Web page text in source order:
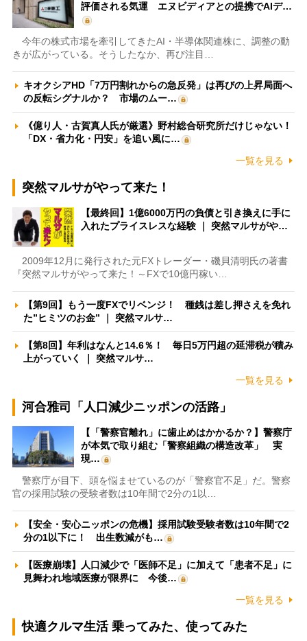
評価される気運 エヌビディアとの提携でAIデ…
今年の株式市場を牽引してきたAI・半導体関連株に、調整の動
きが広がっている。そうしたなか、再び注目…
キオクシアHD「7万円割れからの急反発」は再びの上昇局面へ
の反転シグナルか？ 市場のムー…
《億り人・古賀真人氏が厳選》野村総合研究所だけじゃない！
「DX・省力化・円安」を追い風に…
一覧を見る
突然マルサがやって来た！
【最終回】1億6000万円の負債と引き換えに手に
入れたプライスレスな経験 ｜ 突然マルサがや…
2009年12月に発行された元FXトレーダー・磯貝清明氏の著書
『突然マルサがやって来た！～FXで10億円稼い…
【第9回】もう一度FXでリベンジ！ 種銭は差し押さえを免れ
た”ヒミツのお金” ｜ 突然マルサ…
【第8回】年利はなんと14.6％！ 毎日5万円超の延滞税が積み
上がっていく ｜ 突然マルサ…
一覧を見る
河合雅司「人口減少ニッポンの活路」
【「警察官離れ」に歯止めはかかるか？】警察庁
が本気で取り組む「警察組織の構造改革」 実
現…
警察庁が目下、頭を悩ませているのが「警察官不足」だ。警察
官の採用試験の受験者数は10年間で2分の1以…
【安全・安心ニッポンの危機】採用試験受験者数は10年間で2
分の1以下に！ 出生数減がも…
【医療崩壊】人口減少で「医師不足」に加えて「患者不足」に
見舞われ地域医療が限界に 今後…
一覧を見る
快適クルマ生活 乗ってみた、使ってみた